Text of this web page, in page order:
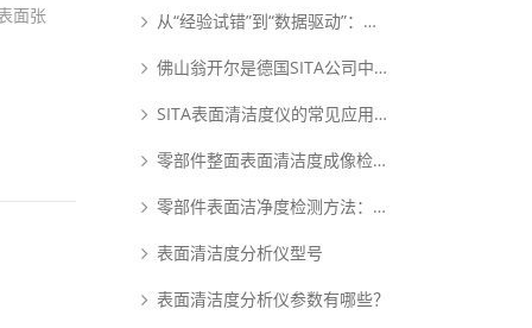
面张 从“经验试错”到“数据驱动”：动态表面张力如何重塑PDLC涂布工艺逻辑
佛山翁开尔是德国SITA公司中国核心代理商
SITA表面清洁度仪的常见应用范围
零部件整面表面清洁度成像检测系统：析塔SITA FluoVision Qube
零部件表面洁净度检测方法：析塔清洁度检测仪
表面清洁度分析仪型号
表面清洁度分析仪参数有哪些？